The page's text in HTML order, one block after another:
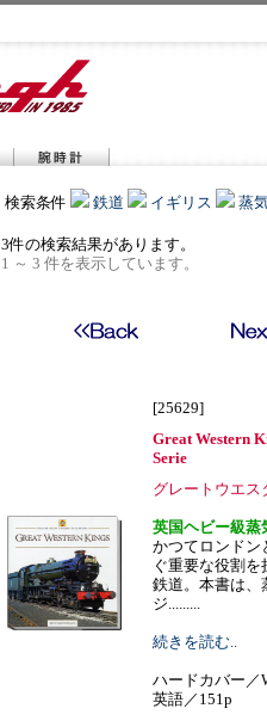
検索条件 鉄道 イギリス 蒸
3件の検索結果があります。
1 ～ 3 件を表示しています。
[25629]
Great Western
Serie
グレートウエス
英国ヘビー級蒸
かつてロンドン
ぐ重要な役割
鉄道。本書は、
ジ.........
続きを読む..
ハードカバー／
英語／151p